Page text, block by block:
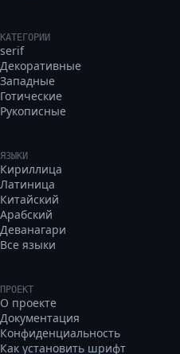
КАТЕГОРИИ
serif
Декоративные
Западные
Готические
Рукописные
ЯЗЫКИ
Кириллица
Латиница
Китайский
Арабский
Деванагари
Все языки
ПРОЕКТ
О проекте
Документация
Конфиденциальность
Как установить шрифт